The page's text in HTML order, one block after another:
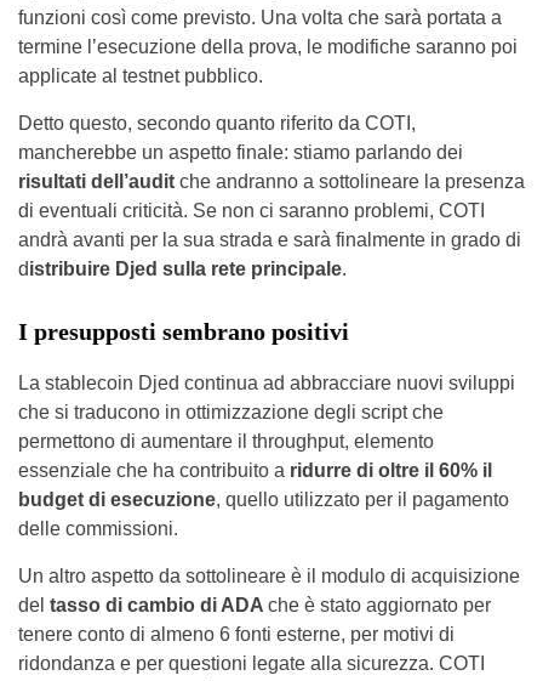
funzioni così come previsto. Una volta che sarà portata a
termine l’esecuzione della prova, le modifiche saranno poi
applicate al testnet pubblico.
Detto questo, secondo quanto riferito da COTI,
mancherebbe un aspetto finale: stiamo parlando dei
risultati dell’audit che andranno a sottolineare la presenza
di eventuali criticità. Se non ci saranno problemi, COTI
andrà avanti per la sua strada e sarà finalmente in grado di
distribuire Djed sulla rete principale.
I presupposti sembrano positivi
La stablecoin Djed continua ad abbracciare nuovi sviluppi
che si traducono in ottimizzazione degli script che
permettono di aumentare il throughput, elemento
essenziale che ha contribuito a ridurre di oltre il 60% il
budget di esecuzione, quello utilizzato per il pagamento
delle commissioni.
Un altro aspetto da sottolineare è il modulo di acquisizione
del tasso di cambio di ADA che è stato aggiornato per
tenere conto di almeno 6 fonti esterne, per motivi di
ridondanza e per questioni legate alla sicurezza. COTI